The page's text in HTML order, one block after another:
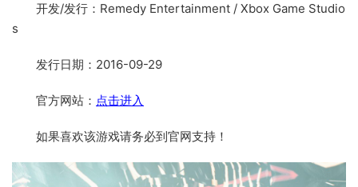
开发/发行：Remedy Entertainment / Xbox Game Studio
s
发行日期：2016-09-29
官方网站： 点击进入
如果喜欢该游戏请务必到官网支持！